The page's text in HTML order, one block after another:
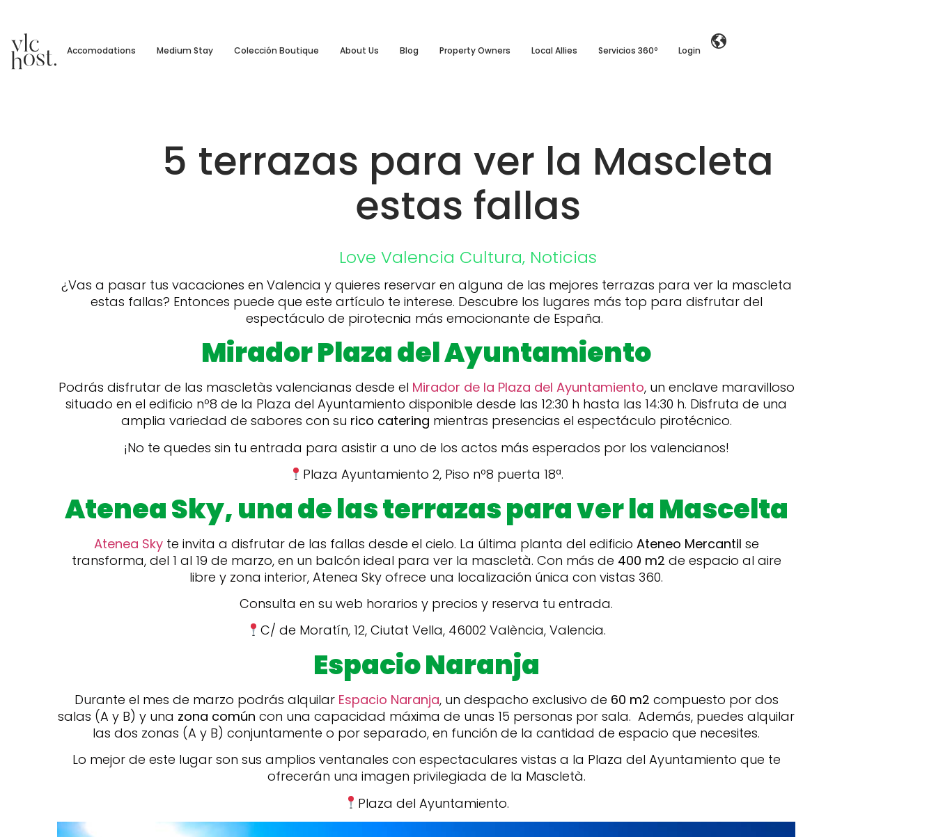
Accomodations Medium Stay Colección Boutique About Us Blog Property Owners Local Allies Servicios 360º Login
5 terrazas para ver la Mascleta
estas fallas
Love Valencia Cultura, Noticias
¿Vas a pasar tus vacaciones en Valencia y quieres reservar en alguna de las mejores terrazas para ver la mascleta
estas fallas? Entonces puede que este artículo te interese. Descubre los lugares más top para disfrutar del
espectáculo de pirotecnia más emocionante de España.
Mirador Plaza del Ayuntamiento
Podrás disfrutar de las mascletàs valencianas desde el Mirador de la Plaza del Ayuntamiento, un enclave maravilloso
situado en el edificio nº8 de la Plaza del Ayuntamiento disponible desde las 12:30 h hasta las 14:30 h. Disfruta de una
amplia variedad de sabores con su rico catering mientras presencias el espectáculo pirotécnico.
¡No te quedes sin tu entrada para asistir a uno de los actos más esperados por los valencianos!
Plaza Ayuntamiento 2, Piso nº8 puerta 18ª.
Atenea Sky, una de las terrazas para ver la Mascelta
Atenea Skyte invita a disfrutar de las fallas desde el cielo. La última planta del edificio Ateneo Mercantil se
transforma, del 1 al 19 de marzo, en un balcón ideal para ver la mascletà. Con más de 400 m2 de espacio al aire
libre y zona interior, Atenea Sky ofrece una localización única con vistas 360.
Consulta en su web horarios y precios y reserva tu entrada.
C/ de Moratín, 12, Ciutat Vella, 46002 València, Valencia.
Espacio Naranja
Durante el mes de marzo podrás alquilar Espacio Naranja, un despacho exclusivo de 60 m2 compuesto por dos
salas (A y B) y una zona común con una capacidad máxima de unas 15 personas por sala. Además, puedes alquilar
las dos zonas (A y B) conjuntamente o por separado, en función de la cantidad de espacio que necesites.
Lo mejor de este lugar son sus amplios ventanales con espectaculares vistas a la Plaza del Ayuntamiento que te
ofrecerán una imagen privilegiada de la Mascletà.
Plaza del Ayuntamiento.